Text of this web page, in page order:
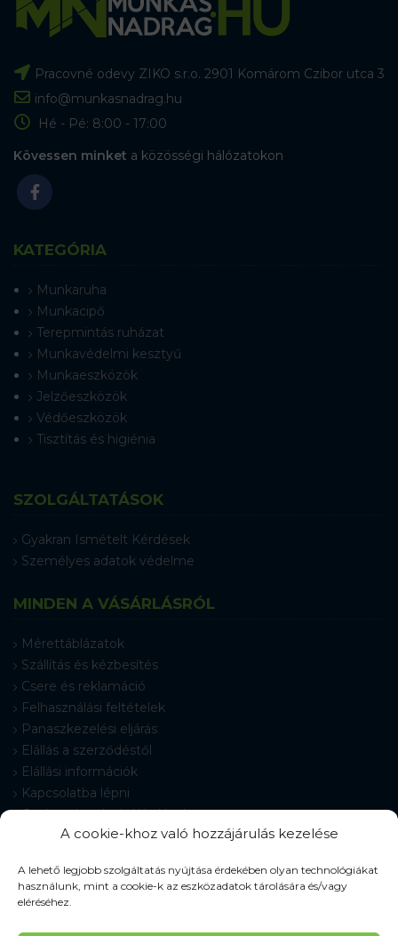
A cookie-khoz való hozzájárulás kezelése
A lehető legjobb szolgáltatás nyújtása érdekében olyan technológiákat
használunk, mint a cookie-k az eszközadatok tárolására és/vagy
eléréséhez.
Pracovné odevy ZIKO s.r.o. 2901 Komárom Czibor utca 3
info@munkasnadrag.hu
Hé - Pé: 8:00 - 17:00
Kövessen minket a közösségi hálózatokon
KATEGÓRIA
Munkaruha
Munkacipő
Terepmintás ruházat
Munkavédelmi kesztyű
Munkaeszközök
Jelzőeszközök
Védőeszközök
Tisztítás és higiénia
SZOLGÁLTATÁSOK
Gyakran Ismételt Kérdések
Személyes adatok védelme
MINDEN A VÁSÁRLÁSRÓL
Mérettáblázatok
Szállítás és kézbesítés
Csere és reklamáció
Felhasználási feltételek
Panaszkezelési eljárás
Elállás a szerződéstől
Elállási információk
Kapcsolatba lépni
Gyakran Ismételt Kérdések
Cookie-beállítások